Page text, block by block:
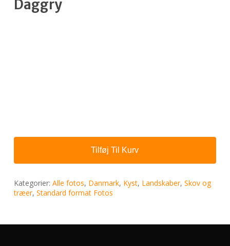
Daggry
Tilføj Til Kurv
Kategorier: Alle fotos, Danmark, Kyst, Landskaber, Skov og
træer, Standard format Fotos